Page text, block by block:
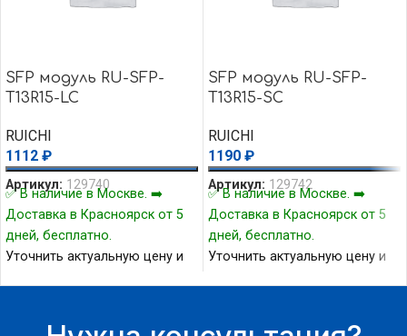
SFP модуль RU-SFP-
T13R15-LC
RUICHI
1112 ₽
Артикул: 129740
✅ В наличие в Москве. ➡️
Доставка в Красноярск от 5
дней, бесплатно.
Уточнить актуальную цену и
SFP модуль RU-SFP-
T13R15-SC
RUICHI
1190 ₽
Артикул: 129742
✅ В наличие в Москве. ➡️
Доставка в Красноярск от 5
дней, бесплатно.
Уточнить актуальную цену и